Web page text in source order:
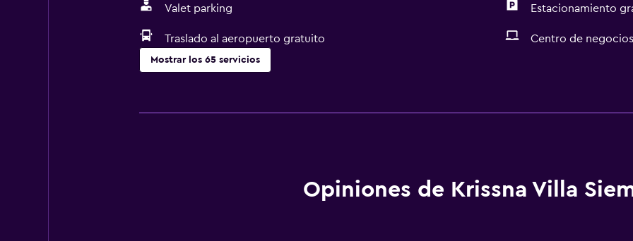
Valet parking Estacionamiento
Traslado al aeropuerto gratuito Centro de negocios
Mostrar los 65 servicios
Cajero automático/banco
Servicio de entrega de
Microondas
Opiniones de Krissna Villa